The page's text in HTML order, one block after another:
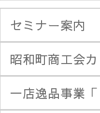
セミナー案内
昭和町商工会
一店逸品事業